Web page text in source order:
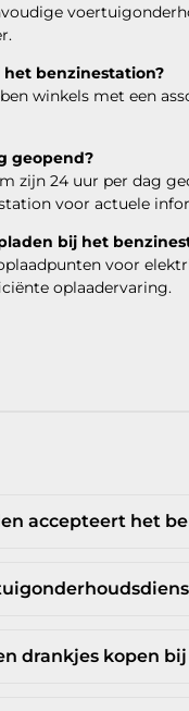
het benzinestation?
winkels met een
geopend?
zijn 24 uur per dag
voor actuele
bij het
voor
oplaadervaring.
accepteert het
drankjes kopen